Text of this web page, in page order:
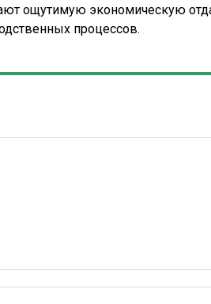
ощутимую экономическую
процессов.